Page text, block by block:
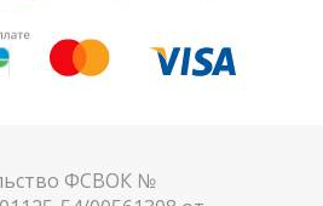
ФСВОК №